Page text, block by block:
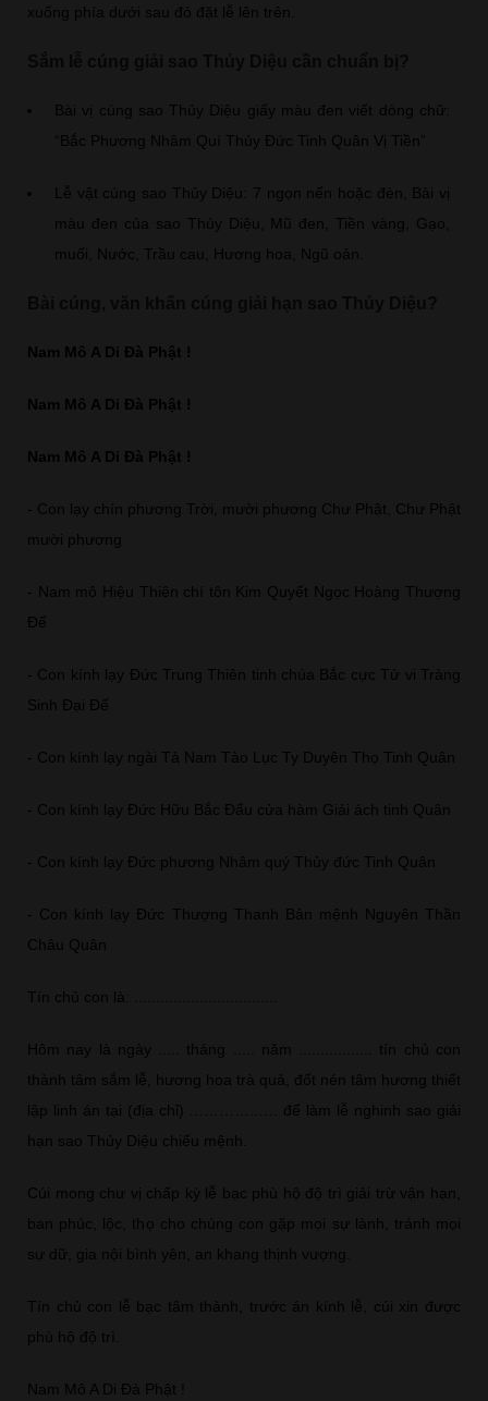
xuống phía dưới sau đó đặt lễ lên trên.
Bài vị cúng sao Thủy Diệu giấy màu đen viết dòng chữ:
“Bắc Phương Nhâm Quí Thủy Đức Tinh Quân Vị Tiền”
Lễ vật cúng sao Thủy Diệu: 7 ngọn nến hoặc đèn, Bài vị
màu đen của sao Thủy Diệu, Mũ đen, Tiền vàng, Gạo,
muối, Nước, Trầu cau, Hương hoa, Ngũ oản.
Nam Mô A Di Đà Phật !
Nam Mô A Di Đà Phật !
Nam Mô A Di Đà Phật !
- Con lạy chín phương Trời, mười phương Chư Phật, Chư Phật
mười phương
- Nam mô Hiệu Thiên chí tôn Kim Quyết Ngọc Hoàng Thượng
Đế
- Con kính lạy Đức Trung Thiên tinh chúa Bắc cực Tử vi Tràng
Sinh Đại Đế
- Con kính lạy ngài Tả Nam Tào Lục Ty Duyên Thọ Tinh Quân
- Con kính lạy Đức Hữu Bắc Đẩu cửa hàm Giải ách tinh Quân
- Con kính lạy Đức phương Nhâm quý Thủy đức Tinh Quân
- Con kính lạy Đức Thượng Thanh Bản mệnh Nguyên Thần
Châu Quân
Tín chủ con là: .................................
Hôm nay là ngày ..... tháng ..... năm ................. tín chủ con
thành tâm sắm lễ, hương hoa trà quả, đốt nén tâm hương thiết
lập linh án tại (địa chỉ) …………..…. để làm lễ nghinh sao giải
hạn sao Thủy Diệu chiếu mệnh.
Cúi mong chư vị chấp kỳ lễ bạc phù hộ độ trì giải trừ vận hạn,
ban phúc, lộc, thọ cho chúng con gặp mọi sự lành, tránh mọi
sự dữ, gia nội bình yên, an khang thịnh vượng.
Tín chủ con lễ bạc tâm thành, trước án kính lễ, cúi xin được
phù hộ độ trì.
Nam Mô A Di Đà Phật !